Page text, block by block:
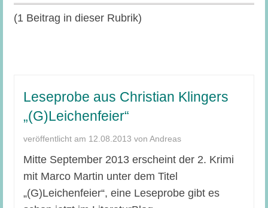
(1 Beitrag in dieser Rubrik)
Leseprobe aus Christian Klingers
„(G)Leichenfeier“
veröffentlicht am 12.08.2013 von Andreas
Mitte September 2013 erscheint der 2. Krimi
mit Marco Martin unter dem Titel
„(G)Leichenfeier“, eine Leseprobe gibt es